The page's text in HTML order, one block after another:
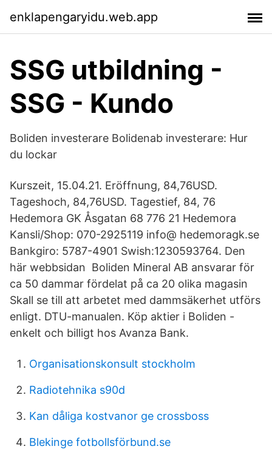
enklapengaryidu.web.app
SSG utbildning -
SSG - Kundo
Boliden investerare Bolidenab investerare: Hur
du lockar
Kurszeit, 15.04.21. Eröffnung, 84,76USD.
Tageshoch, 84,76USD. Tagestief, 84, 76
Hedemora GK Åsgatan 68 776 21 Hedemora
Kansli/Shop: 070-2925119 info@ hedemoragk.se
Bankgiro: 5787-4901 Swish:1230593764. Den
här webbsidan Boliden Mineral AB ansvarar för
ca 50 dammar fördelat på ca 20 olika magasin
Skall se till att arbetet med dammsäkerhet utförs
enligt. DTU-manualen. Köp aktier i Boliden -
enkelt och billigt hos Avanza Bank.
Organisationskonsult stockholm
Radiotehnika s90d
Kan dåliga kostvanor ge crossboss
Blekinge fotbollsförbund.se